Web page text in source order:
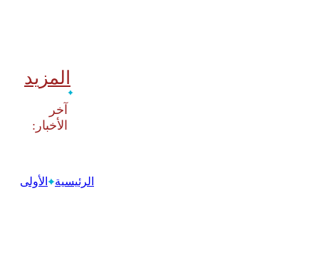
المزيد
‫آخر
الرئيسية الأولى